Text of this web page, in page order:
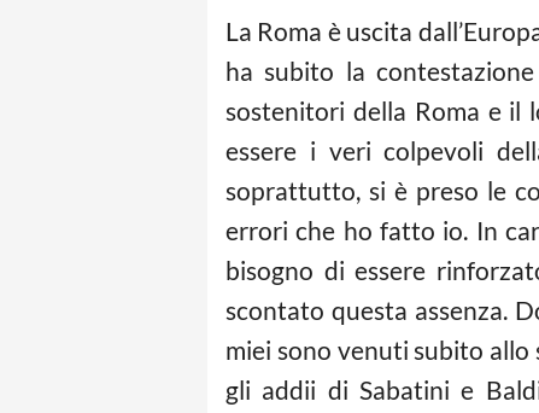
La Roma è uscita
ha subito la
sostenitori della Roma e il
essere i veri colpevoli
soprattutto, si è preso le
errori che ho fatto io. In
bisogno di essere
scontato questa assenza.
miei sono venuti subito allo
gli addii di Sabatini e